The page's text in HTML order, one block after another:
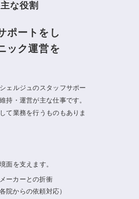
な役割
ポートをし
ック運営を
ェルジュのスタッフサポー
持・運営が主な仕事です。
て業務を行うものもありま
面を支えます。
ーカーとの折衝
院からの依頼対応）